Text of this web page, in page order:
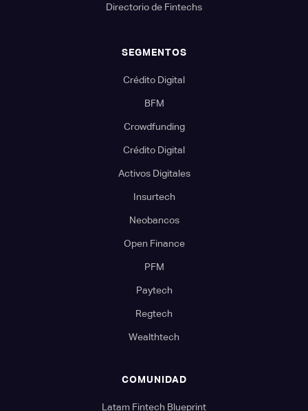
Directorio de Fintechs
SEGMENTOS
Crédito Digital
BFM
Crowdfunding
Crédito Digital
Activos Digitales
Insurtech
Neobancos
Open Finance
PFM
Paytech
Regtech
Wealthtech
COMUNIDAD
Latam Fintech Blueprint